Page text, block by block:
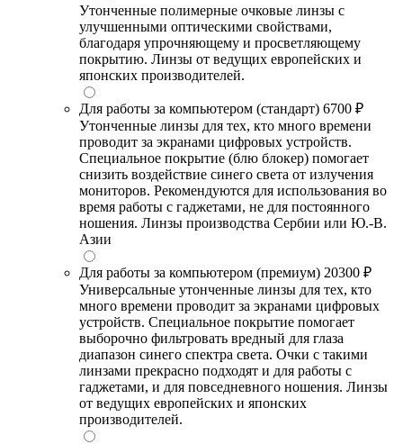
Утонченные полимерные очковые линзы с
улучшенными оптическими свойствами,
благодаря упрочняющему и просветляющему
покрытию. Линзы от ведущих европейских и
японских производителей.
Для работы за компьютером (стандарт) 6700 ₽
Утонченные линзы для тех, кто много времени
проводит за экранами цифровых устройств.
Специальное покрытие (блю блокер) помогает
снизить воздействие синего света от излучения
мониторов. Рекомендуются для использования во
время работы с гаджетами, не для постоянного
ношения. Линзы производства Сербии или Ю.-В.
Азии
Для работы за компьютером (премиум) 20300 ₽
Универсальные утонченные линзы для тех, кто
много времени проводит за экранами цифровых
устройств. Специальное покрытие помогает
выборочно фильтровать вредный для глаза
диапазон синего спектра света. Очки с такими
линзами прекрасно подходят и для работы с
гаджетами, и для повседневного ношения. Линзы
от ведущих европейских и японских
производителей.